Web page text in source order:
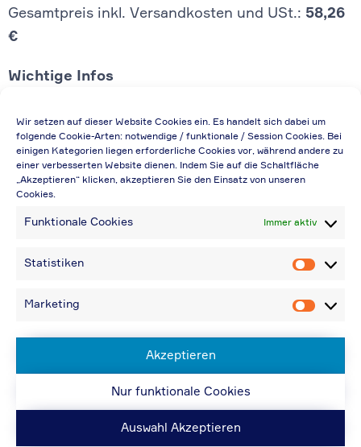
Wir setzen auf dieser Website Cookies ein. Es handelt sich dabei um
folgende Cookie-Arten: notwendige / funktionale / Session Cookies. Bei
einigen Kategorien liegen erforderliche Cookies vor, während andere zu
einer verbesserten Website dienen. Indem Sie auf die Schaltfläche
„Akzeptieren“ klicken, akzeptieren Sie den Einsatz von unseren
Cookies.
Funktionale Cookies Immer aktiv
Statistiken
Marketing
Akzeptieren
Nur funktionale Cookies
Auswahl Akzeptieren
Gesamtpreis inkl. Versandkosten und USt.: 58,26
€
Wichtige Infos
Die Preisangabe gilt auch für
Handelsbetriebe (Netto-Preis, ohne
Rabattabzug)
Falls durch Falschangaben im Bestellformular
Bei Rückfragen können Sie uns über die E-
Bei Angabe von USt-IdNr und Bestellungen
| Website: ORIS